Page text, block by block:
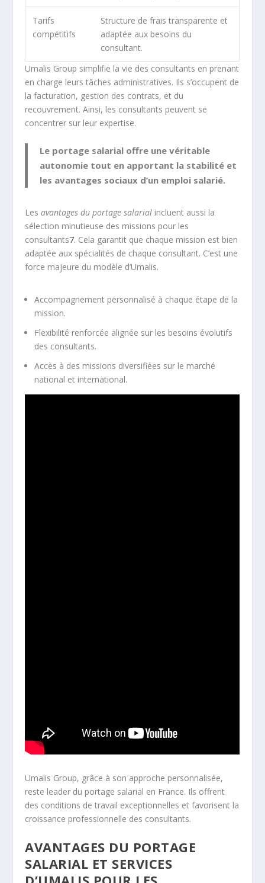
Tarifs
compétitifs
Structure de frais transparente et
adaptée aux besoins du
consultant.
Umalis Group simplifie la vie des consultants en prenant
en charge leurs tâches administratives. Ils s’occupent de
la facturation, gestion des contrats, et du
recouvrement. Ainsi, les consultants peuvent se
concentrer sur leur expertise.
Le portage salarial offre une véritable
autonomie tout en apportant la stabilité et
les avantages sociaux d’un emploi salarié.
Lesavantages du portage salarial incluent aussi la
sélection minutieuse des missions pour les
consultants7. Cela garantit que chaque mission est bien
adaptée aux spécialités de chaque consultant. C’est une
force majeure du modèle d’Umalis.
Accompagnement personnalisé à chaque étape de la
mission.
Flexibilité renforcée alignée sur les besoins évolutifs
des consultants.
Accès à des missions diversifiées sur le marché
national et international.
Umalis Group, grâce à son approche personnalisée,
reste leader du portage salarial en France. Ils offrent
des conditions de travail exceptionnelles et favorisent la
croissance professionnelle des consultants.
AVANTAGES DU PORTAGE
SALARIAL ET SERVICES